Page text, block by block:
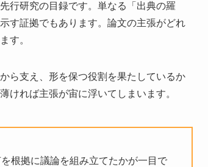
行研究の目録です。単なる「出典の羅
す証拠でもあります。論文の主張がどれ
す。
ら支え、形を保つ役割を果たしているか
ければ主張が宙に浮いてしまいます。
根拠に議論を組み立てたかが一目で